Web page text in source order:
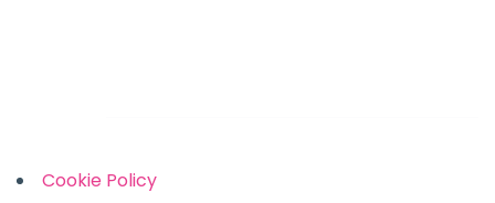
Cookie Policy